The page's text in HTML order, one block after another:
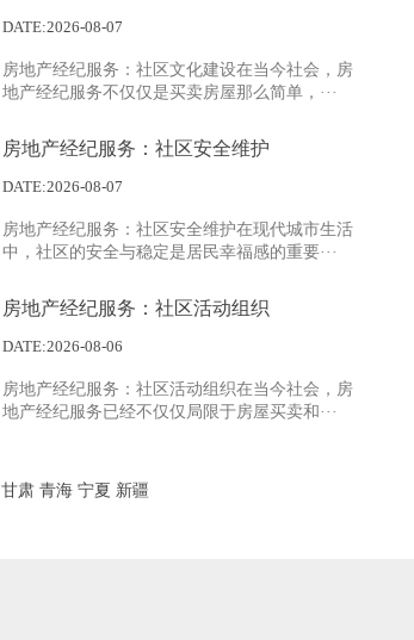
DATE:2026-08-07
房地产经纪服务：社区文化建设在当今社会，房
地产经纪服务不仅仅是买卖房屋那么简单，···
房地产经纪服务：社区安全维护
DATE:2026-08-07
房地产经纪服务：社区安全维护在现代城市生活
中，社区的安全与稳定是居民幸福感的重要···
房地产经纪服务：社区活动组织
DATE:2026-08-06
房地产经纪服务：社区活动组织在当今社会，房
地产经纪服务已经不仅仅局限于房屋买卖和···
甘肃 青海 宁夏 新疆